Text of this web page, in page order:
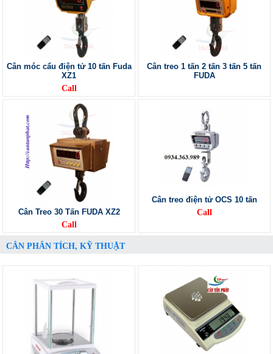
Cân móc cẩu điện tử 10 tấn Fuda
XZ1
Call
Cân treo 1 tấn 2 tấn 3 tấn 5 tấn
FUDA
Cân Treo 30 Tấn FUDA XZ2
Call
Cân treo điện tử OCS 10 tấn
Call
CÂN PHÂN TÍCH, KỸ THUẬT